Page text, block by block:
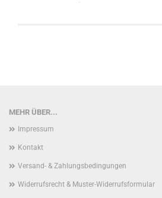
MEHR ÜBER...
Impressum
Kontakt
Versand- & Zahlungsbedingungen
Widerrufsrecht & Muster-Widerrufsformular